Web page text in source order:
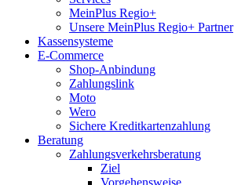
MeinPlus Regio+
Unsere MeinPlus Regio+ Partner
Kassensysteme
E-Commerce
Shop-Anbindung
Zahlungslink
Moto
Wero
Sichere Kreditkartenzahlung
Beratung
Zahlungsverkehrsberatung
Ziel
Vorgehensweise